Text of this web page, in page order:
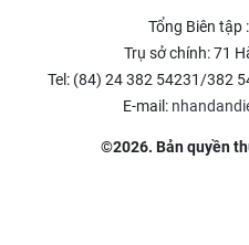
Media Chính trị
Media Kinh tế
Media Văn hóa
Tổng Biên tập :
Trụ sở chính: 71
Tel: (84) 24 382 54231/382
E-mail:
©2026. Bản quyền